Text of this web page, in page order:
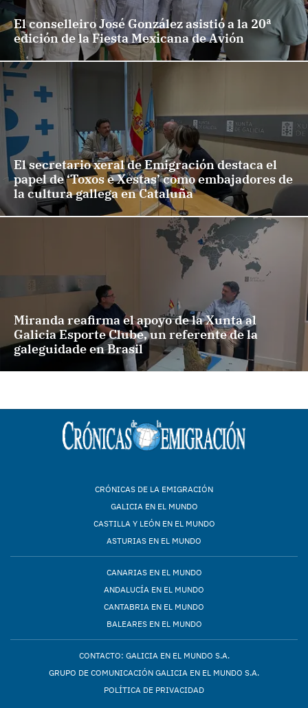
El conselleiro José González asistió a la 20ª
edición de la Fiesta Mexicana de Avión
El secretario xeral de Emigración destaca el
papel de ‘Toxos e Xestas’ como embajadores de
la cultura gallega en Cataluña
Miranda reafirma el apoyo de la Xunta al
Galicia Esporte Clube, un referente de la
galeguidade en Brasil
CRÓNICAS DE LA EMIGRACIÓN
GALICIA EN EL MUNDO
CASTILLA Y LEÓN EN EL MUNDO
ASTURIAS EN EL MUNDO
CANARIAS EN EL MUNDO
ANDALUCÍA EN EL MUNDO
CANTABRIA EN EL MUNDO
BALEARES EN EL MUNDO
CONTACTO: GALICIA EN EL MUNDO S.A.
GRUPO DE COMUNICACIÓN GALICIA EN EL MUNDO S.A.
POLÍTICA DE PRIVACIDAD